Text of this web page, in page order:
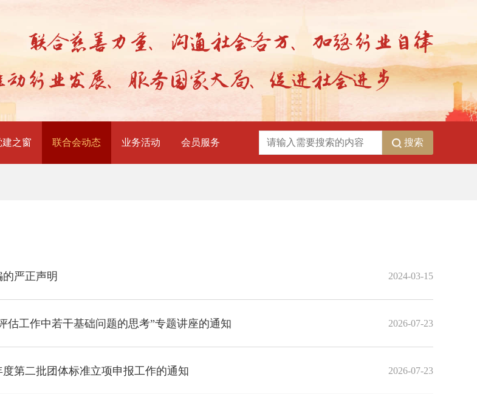
建之窗 联合会动态 业务活动 会员服务 搜索
严正声明 2024-03-15
估工作中若干基础问题的思考”专题讲座的通知 2026-07-23
第二批团体标准立项申报工作的通知 2026-07-23